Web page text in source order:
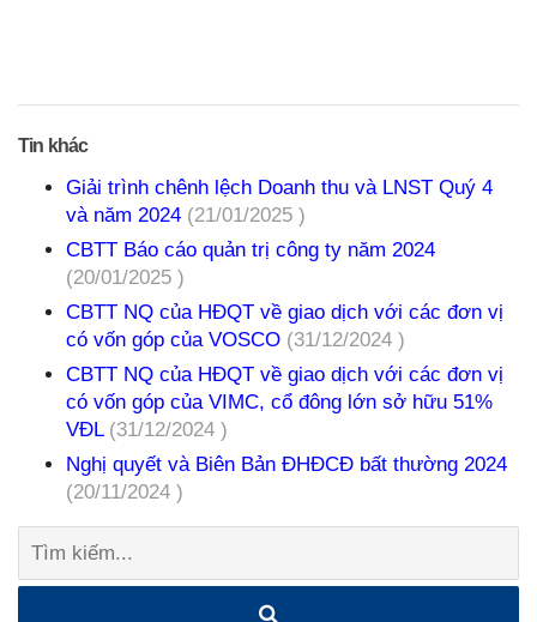
Tin khác
Giải trình chênh lệch Doanh thu và LNST Quý 4
và năm 2024 (21/01/2025 )
CBTT Báo cáo quản trị công ty năm 2024
(20/01/2025 )
CBTT NQ của HĐQT về giao dịch với các đơn vị
có vốn góp của VOSCO (31/12/2024 )
CBTT NQ của HĐQT về giao dịch với các đơn vị
có vốn góp của VIMC, cổ đông lớn sở hữu 51%
VĐL (31/12/2024 )
Nghị quyết và Biên Bản ĐHĐCĐ bất thường 2024
(20/11/2024 )
Tìm
kiếm: